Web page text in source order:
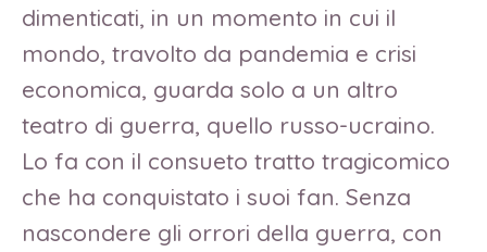
dimenticati, in un momento in cui il
mondo, travolto da pandemia e crisi
economica, guarda solo a un altro
teatro di guerra, quello russo-ucraino.
Lo fa con il consueto tratto tragicomico
che ha conquistato i suoi fan. Senza
nascondere gli orrori della guerra, con